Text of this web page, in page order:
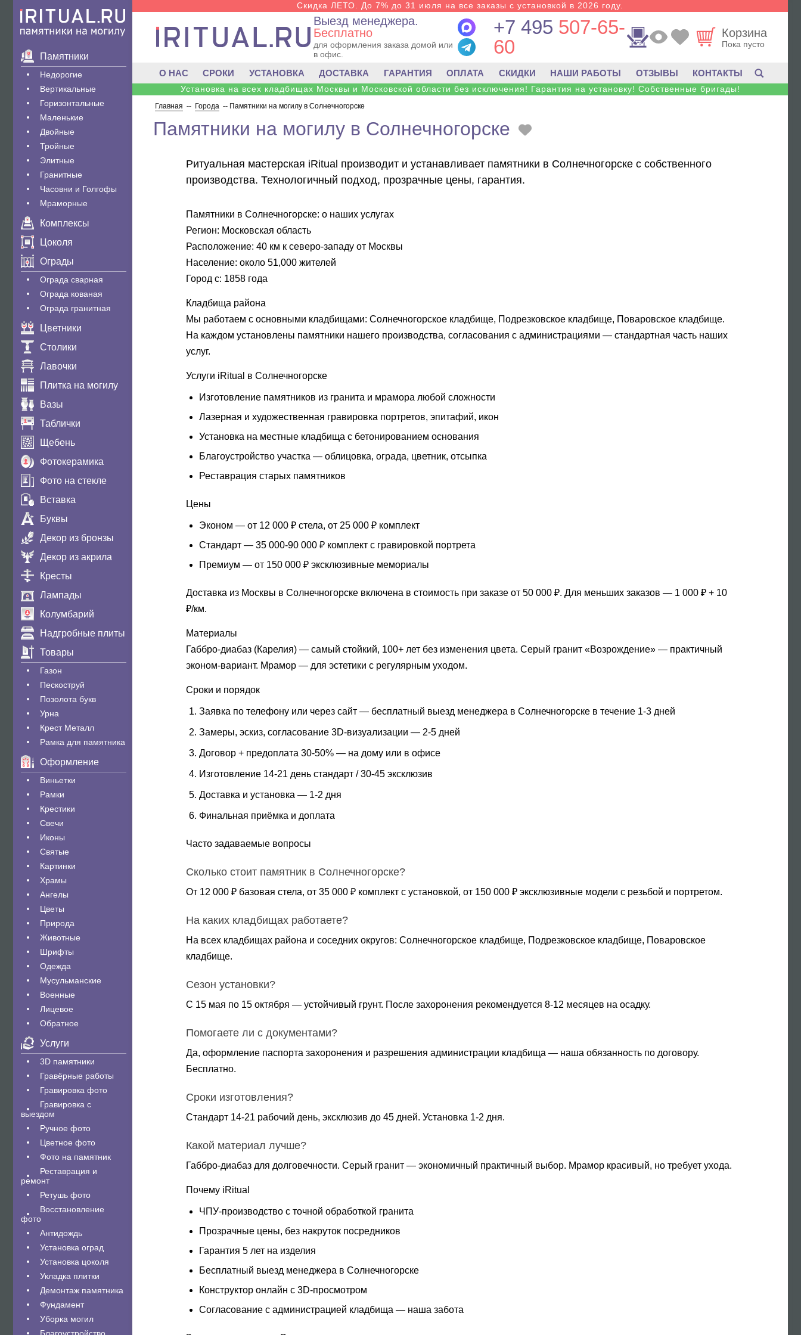
Памятники
Недорогие
Вертикальные
Горизонтальные
Маленькие
Двойные
Тройные
Элитные
Гранитные
Часовни и Голгофы
Мраморные
Комплексы
Цоколя
Ограды
Ограда сварная
Ограда кованая
Ограда гранитная
Цветники
Столики
Лавочки
Плитка на могилу
Вазы
Таблички
Щебень
Фотокерамика
Фото на стекле
Вставка
Буквы
Декор из бронзы
Декор из акрила
Кресты
Лампады
Колумбарий
Надгробные плиты
Товары
Газон
Пескоструй
Позолота букв
Урна
Крест Металл
Рамка для памятника
Оформление
Виньетки
Рамки
Крестики
Свечи
Иконы
Святые
Картинки
Храмы
Ангелы
Цветы
Природа
Животные
Шрифты
Одежда
Мусульманские
Военные
Лицевое
Обратное
Услуги
3D памятники
Гравëрные работы
Гравировка фото
Гравировка с
выездом
Ручное фото
Цветное фото
Фото на памятник
Реставрация и
ремонт
Ретушь фото
Восстановление
фото
Антидождь
Установка оград
Установка цоколя
Укладка плитки
Демонтаж памятника
Фундамент
Уборка могил
Скидка ЛЕТО. До 7% до 31 июля на все заказы с установкой в 2026 году.
Выезд менеджера.
Бесплатно
для оформления заказа домой или
в офис.
+7 495 507-65-
60
Корзина
Пока пусто
О НАС СРОКИ УСТАНОВКА ДОСТАВКА ГАРАНТИЯ ОПЛАТА СКИДКИ НАШИ РАБОТЫ ОТЗЫВЫ КОНТАКТЫ
Установка на всех кладбищах Москвы и Московской области без исключения! Гарантия на установку! Собственные бригады!
Главная -- Города -- Памятники на могилу в Солнечногорске
Памятники на могилу в Солнечногорске
Ритуальная мастерская iRitual производит и устанавливает памятники в Солнечногорске с собственного
производства. Технологичный подход, прозрачные цены, гарантия.
Памятники в Солнечногорске: о наших услугах
Регион: Московская область
Расположение: 40 км к северо-западу от Москвы
Население: около 51,000 жителей
Город с: 1858 года
Кладбища района
Мы работаем с основными кладбищами: Солнечногорское кладбище, Подрезковское кладбище, Поваровское кладбище.
На каждом установлены памятники нашего производства, согласования с администрациями — стандартная часть наших
услуг.
Услуги iRitual в Солнечногорске
Изготовление памятников из гранита и мрамора любой сложности
Лазерная и художественная гравировка портретов, эпитафий, икон
Установка на местные кладбища с бетонированием основания
Благоустройство участка — облицовка, ограда, цветник, отсыпка
Реставрация старых памятников
Цены
Эконом — от 12 000 ₽ стела, от 25 000 ₽ комплект
Стандарт — 35 000-90 000 ₽ комплект с гравировкой портрета
Премиум — от 150 000 ₽ эксклюзивные мемориалы
Доставка из Москвы в Солнечногорске включена в стоимость при заказе от 50 000 ₽. Для меньших заказов — 1 000 ₽ + 10
₽/км.
Материалы
Габбро-диабаз (Карелия) — самый стойкий, 100+ лет без изменения цвета. Серый гранит «Возрождение» — практичный
эконом-вариант. Мрамор — для эстетики с регулярным уходом.
Сроки и порядок
Заявка по телефону или через сайт — бесплатный выезд менеджера в Солнечногорске в течение 1-3 дней
Замеры, эскиз, согласование 3D-визуализации — 2-5 дней
Договор + предоплата 30-50% — на дому или в офисе
Изготовление 14-21 день стандарт / 30-45 эксклюзив
Доставка и установка — 1-2 дня
Финальная приёмка и доплата
Часто задаваемые вопросы
Сколько стоит памятник в Солнечногорске?
От 12 000 ₽ базовая стела, от 35 000 ₽ комплект с установкой, от 150 000 ₽ эксклюзивные модели с резьбой и портретом.
На каких кладбищах работаете?
На всех кладбищах района и соседних округов: Солнечногорское кладбище, Подрезковское кладбище, Поваровское
кладбище.
Сезон установки?
С 15 мая по 15 октября — устойчивый грунт. После захоронения рекомендуется 8-12 месяцев на осадку.
Помогаете ли с документами?
Да, оформление паспорта захоронения и разрешения администрации кладбища — наша обязанность по договору.
Бесплатно.
Сроки изготовления?
Стандарт 14-21 рабочий день, эксклюзив до 45 дней. Установка 1-2 дня.
Какой материал лучше?
Габбро-диабаз для долговечности. Серый гранит — экономичный практичный выбор. Мрамор красивый, но требует ухода.
Почему iRitual
ЧПУ-производство с точной обработкой гранита
Прозрачные цены, без накруток посредников
Гарантия 5 лет на изделия
Бесплатный выезд менеджера в Солнечногорске
Конструктор онлайн с 3D-просмотром
Согласование с администрацией кладбища — наша забота